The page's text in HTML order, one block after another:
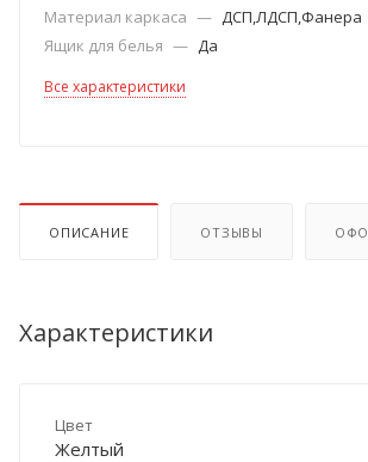
Материал каркаса — ДСП,ЛДСП,Фанера
Ящик для белья — Да
Все характеристики
ОПИСАНИЕ ОТЗЫВЫ
Характеристики
Цвет
Желтый